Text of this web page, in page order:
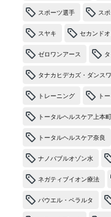
スポーツ選手 ス
スヤキ セカンド
ゼロワンアース
タナカヒデカズ・ダンス
トレーニング ト
トータルヘルスケア上本町
トータルヘルスケア奈良
ナノバブルオゾン水
ネガティブイオン療法
パウエル・ペラルタ